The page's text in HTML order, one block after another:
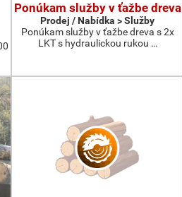
Ponúkam služby v ťažbe dreva
Prodej / Nabídka > Služby
Ponúkam služby v ťažbe dreva s 2x
LKT s hydraulickou rukou …